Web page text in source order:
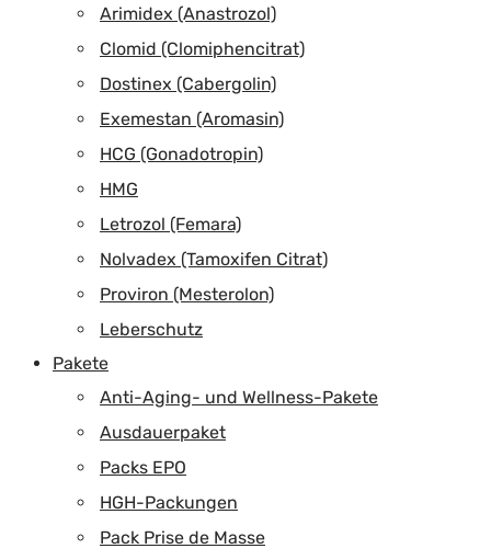
Arimidex (Anastrozol)
Clomid (Clomiphencitrat)
Dostinex (Cabergolin)
Exemestan (Aromasin)
HCG (Gonadotropin)
HMG
Letrozol (Femara)
Nolvadex (Tamoxifen Citrat)
Proviron (Mesterolon)
Leberschutz
Pakete
Anti-Aging- und Wellness-Pakete
Ausdauerpaket
Packs EPO
HGH-Packungen
Pack Prise de Masse